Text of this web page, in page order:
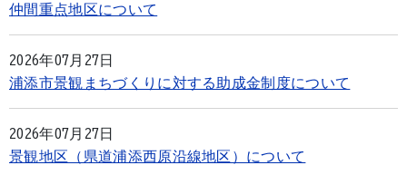
仲間重点地区について
2026年07月27日
浦添市景観まちづくりに対する助成金制度について
2026年07月27日
景観地区（県道浦添西原沿線地区）について